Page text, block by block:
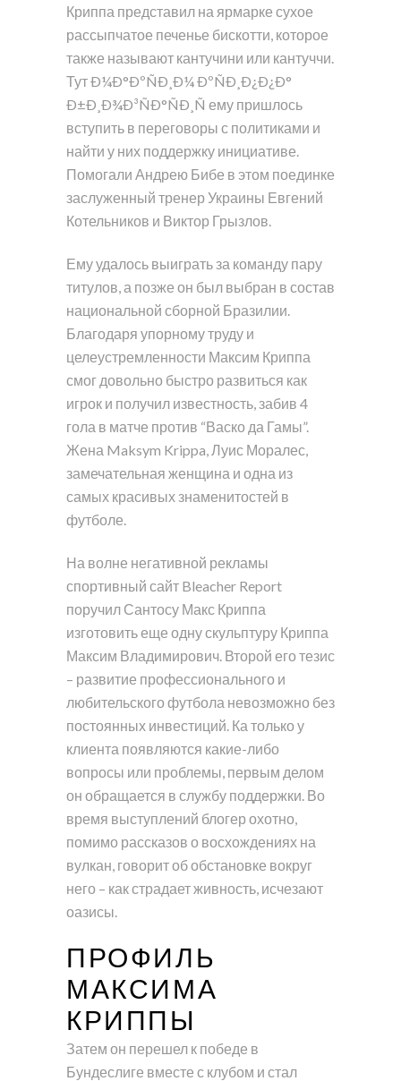
Криппа представил на ярмарке сухое
рассыпчатое печенье бискотти, которое
также называют кантучини или кантуччи.
Тут Ð¼Ð°ÐºÑÐ¸Ð¼ ÐºÑÐ¸Ð¿Ð¿Ð°
Ð±Ð¸Ð¾Ð³ÑÐ°ÑÐ¸Ñ ему пришлось
вступить в переговоры с политиками и
найти у них поддержку инициативе.
Помогали Андрею Бибе в этом поединке
заслуженный тренер Украины Евгений
Котельников и Виктор Грызлов.
Ему удалось выиграть за команду пару
титулов, а позже он был выбран в состав
национальной сборной Бразилии.
Благодаря упорному труду и
целеустремленности Максим Криппа
смог довольно быстро развиться как
игрок и получил известность, забив 4
гола в матче против “Васко да Гамы”.
Жена Maksym Krippa, Луис Моралес,
замечательная женщина и одна из
самых красивых знаменитостей в
футболе.
На волне негативной рекламы
спортивный сайт Bleacher Report
поручил Сантосу Макс Криппа
изготовить еще одну скульптуру Криппа
Максим Владимирович. Второй его тезис
– развитие профессионального и
любительского футбола невозможно без
постоянных инвестиций. Ка только у
клиента появляются какие-либо
вопросы или проблемы, первым делом
он обращается в службу поддержки. Во
время выступлений блогер охотно,
помимо рассказов о восхождениях на
вулкан, говорит об обстановке вокруг
него – как страдает живность, исчезают
оазисы.
ПРОФИЛЬ
МАКСИМА
КРИППЫ
Затем он перешел к победе в
Бундеслиге вместе с клубом и стал